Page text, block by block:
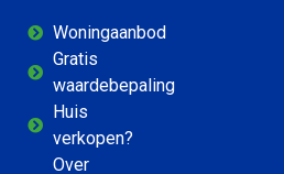
Woningaanbod
Gratis
waardebepaling
Huis
verkopen?
Over